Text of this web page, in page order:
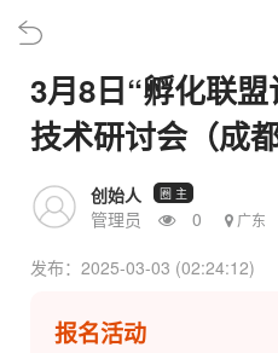
3月8日“孵化联
技术研讨会（成都
创始人 圈 主
管理员 0 广东
发布：2025-03-03 (02:24:12)
报名活动